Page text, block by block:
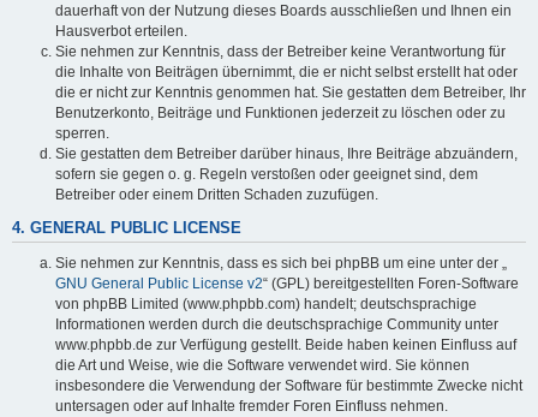
dauerhaft von der Nutzung dieses Boards ausschließen und Ihnen ein
Hausverbot erteilen.
Sie nehmen zur Kenntnis, dass der Betreiber keine Verantwortung für
die Inhalte von Beiträgen übernimmt, die er nicht selbst erstellt hat oder
die er nicht zur Kenntnis genommen hat. Sie gestatten dem Betreiber, Ihr
Benutzerkonto, Beiträge und Funktionen jederzeit zu löschen oder zu
sperren.
Sie gestatten dem Betreiber darüber hinaus, Ihre Beiträge abzuändern,
sofern sie gegen o. g. Regeln verstoßen oder geeignet sind, dem
Betreiber oder einem Dritten Schaden zuzufügen.
4. GENERAL PUBLIC LICENSE
Sie nehmen zur Kenntnis, dass es sich bei phpBB um eine unter der „
GNU General Public License v2“ (GPL) bereitgestellten Foren-Software
von phpBB Limited (www.phpbb.com) handelt; deutschsprachige
Informationen werden durch die deutschsprachige Community unter
www.phpbb.de zur Verfügung gestellt. Beide haben keinen Einfluss auf
die Art und Weise, wie die Software verwendet wird. Sie können
insbesondere die Verwendung der Software für bestimmte Zwecke nicht
untersagen oder auf Inhalte fremder Foren Einfluss nehmen.